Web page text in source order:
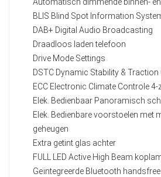
Automatisch dimmende binnen-
BLIS Blind Spot Information
DAB+ Digital Audio Broadcasting
Draadloos laden telefoon
Drive Mode Settings
DSTC Dynamic Stability &
ECC Electronic Climate Controle 4-
Elek. Bedienbaar Panoramisch
Elek. Bedienbare voorstoelen met
geheugen
Extra getint glas achter
FULL LED Active High Beam
Geïntegreerde Bluetooth